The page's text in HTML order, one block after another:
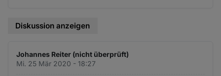
Diskussion anzeigen
Johannes Reiter (nicht überprüft)
Mi. 25 Mär 2020 - 18:27